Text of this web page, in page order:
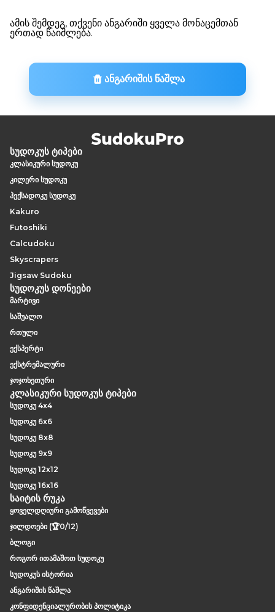
ამის შემდეგ, თქვენი ანგარიში ყველა მონაცემთან
ერთად წაიშლება.
ᲐᲜᲒᲐᲠᲘᲨᲘᲡ ᲬᲐᲨᲚᲐ
სუდოკუს ტიპები
კლასიკური სუდოკუ
კილერი სუდოკუ
ჰექსადოკუ სუდოკუ
Kakuro
Futoshiki
Calcudoku
Skyscrapers
Jigsaw Sudoku
სუდოკუს დონეები
მარტივი
საშუალო
რთული
ექსპერტი
ექსტრემალური
ჯოჯოხეთური
კლასიკური სუდოკუს ტიპები
სუდოკუ 4x4
სუდოკუ 6x6
სუდოკუ 8x8
სუდოკუ 9x9
სუდოკუ 12x12
სუდოკუ 16x16
საიტის რუკა
ყოველდღიური გამოწვევები
ჯილდოები (🏆0/12)
ბლოგი
როგორ ითამაშოთ სუდოკუ
სუდოკუს ისტორია
ანგარიშის წაშლა
კონფიდენციალურობის პოლიტიკა